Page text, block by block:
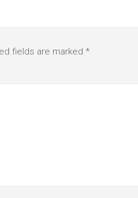
fields are marked *